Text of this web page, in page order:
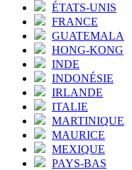
ÉTATS-UNIS
FRANCE
GUATEMALA
HONG-KONG
INDE
INDONÉSIE
IRLANDE
ITALIE
MARTINIQUE
MAURICE
MEXIQUE
PAYS-BAS